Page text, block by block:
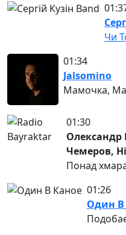
Чи
01:34
Jalsomino
Мамочка,
01:30
Чемеров,
Понад
01:26
Один В